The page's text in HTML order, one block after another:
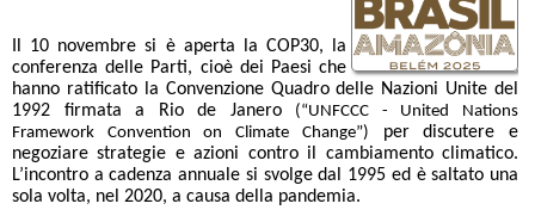
Il 10 novembre si è aperta la COP30, la
conferenza delle Parti, cioè dei Paesi che
hanno ratificato la Convenzione Quadro delle Nazioni Unite del
1992 firmata a Rio de Janero (“UNFCCC - United Nations
Framework Convention on Climate Change”) per discutere e
negoziare strategie e azioni contro il cambiamento climatico.
L’incontro a cadenza annuale si svolge dal 1995 ed è saltato una
sola volta, nel 2020, a causa della pandemia.